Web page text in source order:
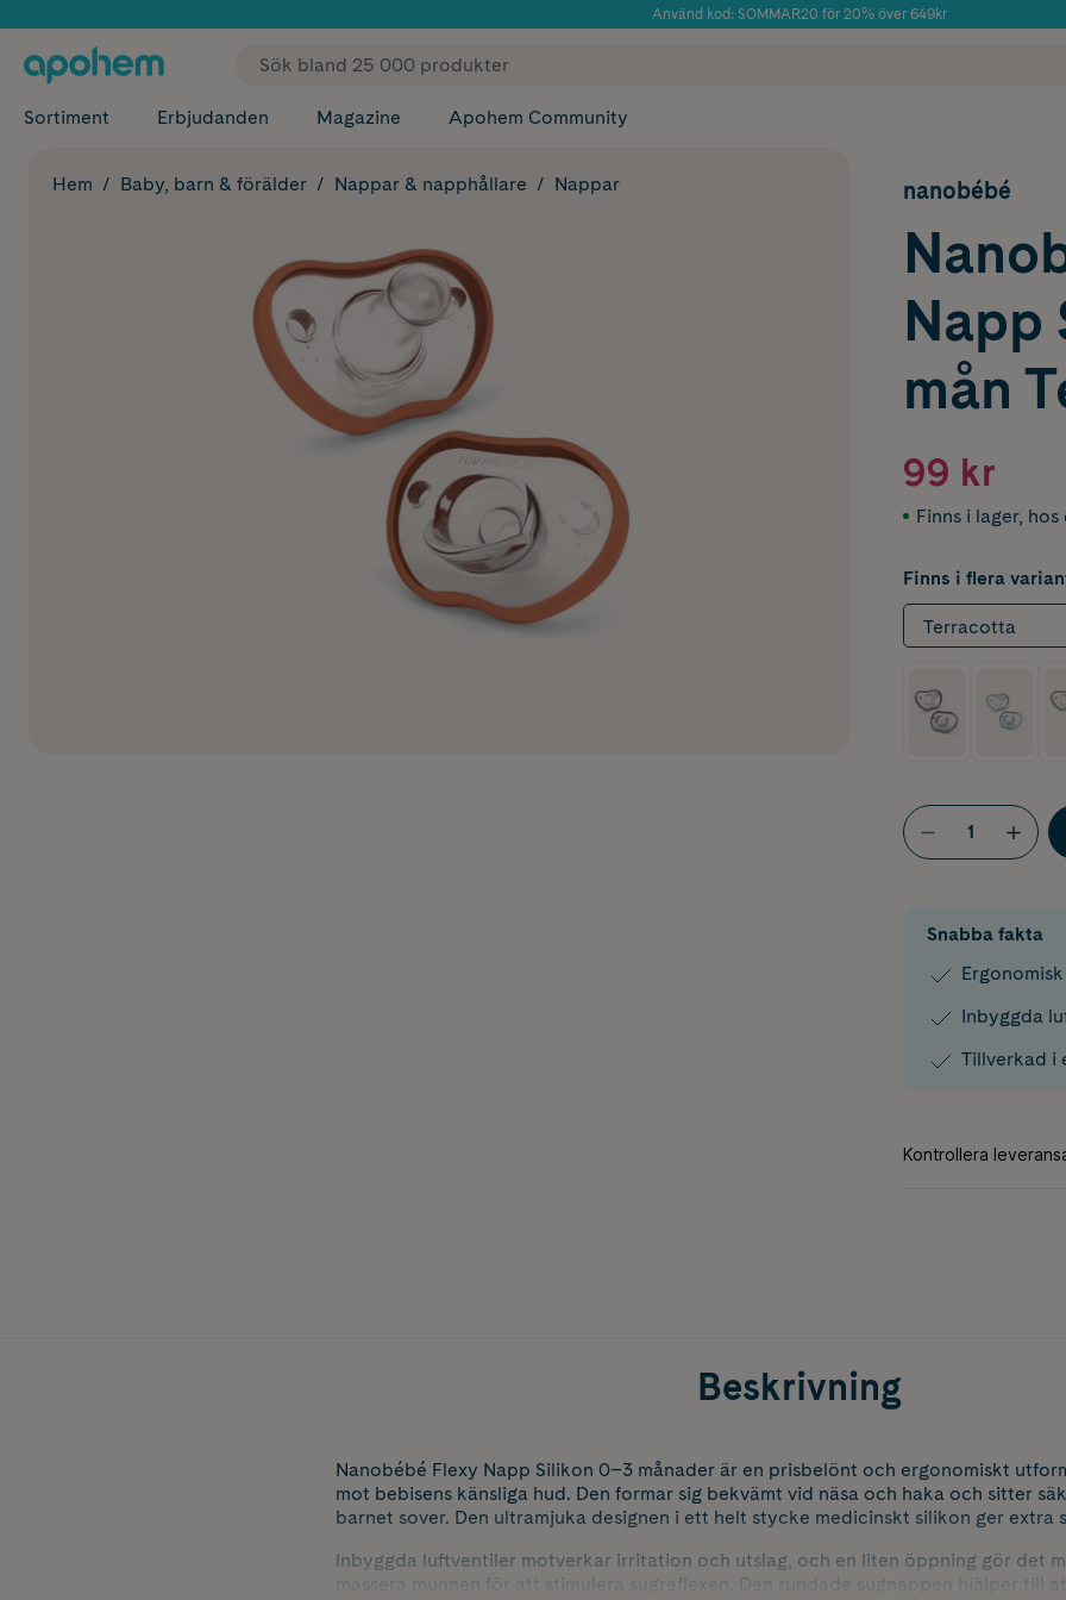
Använd kod: SOMMAR20 för 20% över 649kr
✓ Fri frakt
Sortiment Erbjudanden Magazine Apohem Community
Hem Baby, barn & förälder Nappar & napphållare Nappar nanobébé
Napp
mån
99 kr
Finns i lager, hos
Finns i flera
Terracotta
Snabba fakta
Inbyggda
Tillverkad i
Beskrivning
Nanobébé Flexy Napp Silikon 0–3 månader är en prisbelönt och ergonomiskt
mot bebisens känsliga hud. Den formar sig bekvämt vid näsa och haka och sitter
barnet sover. Den ultramjuka designen i ett helt stycke medicinskt silikon ger extra
Inbyggda luftventiler motverkar irritation och utslag, och en liten öppning gör det
massera munnen för att stimulera sugreflexen. Den rundade sugnappen hjälper till